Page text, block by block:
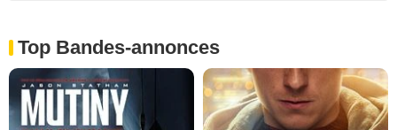
Top Bandes-annonces